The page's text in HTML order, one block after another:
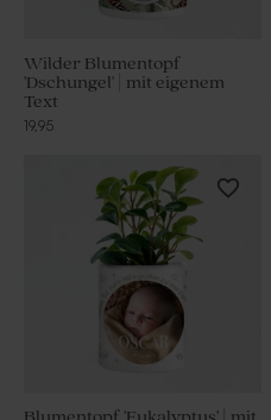
Wilder Blumentopf
'Dschungel' | mit eigenem
Text
19,95